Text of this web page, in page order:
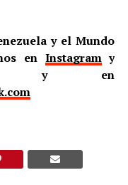
y el Mundo
en Instagramy
en